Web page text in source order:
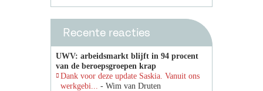
Recente reacties
UWV: arbeidsmarkt blijft in 94 procent
van de beroepsgroepen krap
Dank voor deze update Saskia. Vanuit ons
werkgebi... - Wim van Druten